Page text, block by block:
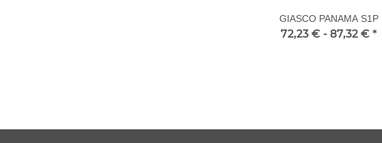
GIASCO PANAMA S1P
72,23 € - 87,32 € *